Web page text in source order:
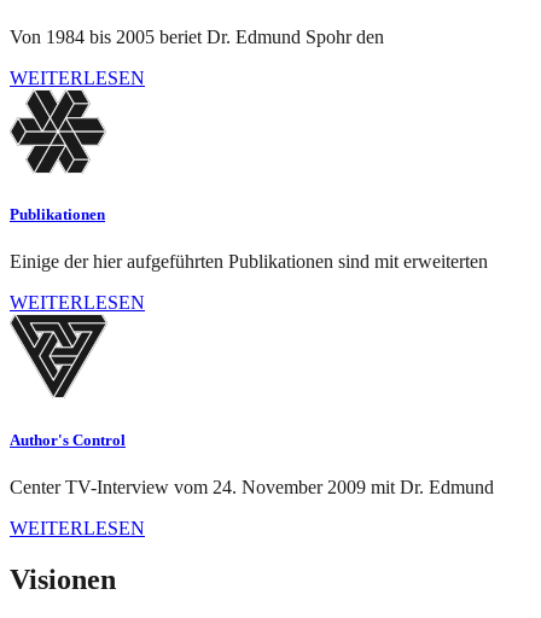
Von 1984 bis 2005 beriet Dr. Edmund Spohr den
WEITERLESEN
Publikationen
Einige der hier aufgeführten Publikationen sind mit erweiterten
WEITERLESEN
Author's Control
Center TV-Interview vom 24. November 2009 mit Dr. Edmund
WEITERLESEN
Visionen